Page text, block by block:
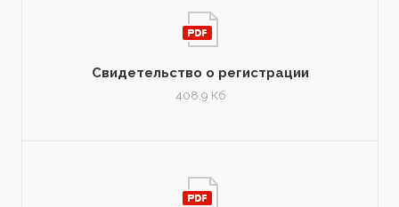
Свидетельство о регистрации
408,9 Кб